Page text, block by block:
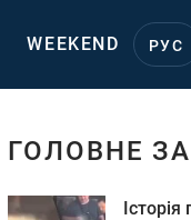
WEEKEND РУС
ГОЛОВНЕ